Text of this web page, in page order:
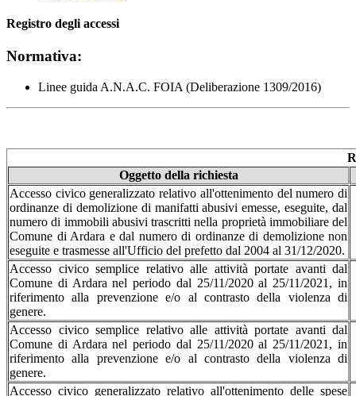
Registro degli accessi
Normativa:
Linee guida A.N.A.C. FOIA (Deliberazione 1309/2016)
Oggetto della richiesta
Accesso civico generalizzato relativo all'ottenimento del numero di
ordinanze di demolizione di manifatti abusivi emesse, eseguite, dal
numero di immobili abusivi trascritti nella proprietà immobiliare del
Comune di Ardara e dal numero di ordinanze di demolizione non
eseguite e trasmesse all'Ufficio del prefetto dal 2004 al 31/12/2020.
Accesso civico semplice relativo alle attività portate avanti dal
Comune di Ardara nel periodo dal 25/11/2020 al 25/11/2021, in
riferimento alla prevenzione e/o al contrasto della violenza di
genere.
Accesso civico semplice relativo alle attività portate avanti dal
Comune di Ardara nel periodo dal 25/11/2020 al 25/11/2021, in
riferimento alla prevenzione e/o al contrasto della violenza di
genere.
Accesso civico generalizzato relativo all'ottenimento delle spese